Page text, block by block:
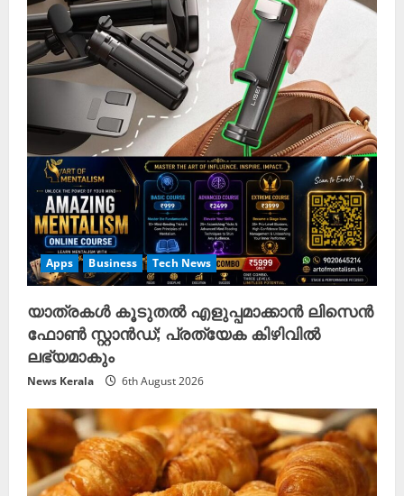
Apps Business Tech News
യാത്രകൾ കൂടുതൽ എളുപ്പമാക്കാൻ ലിസെൻ
ഫോൺ സ്റ്റാൻഡ്; പ്രത്യേക കിഴിവിൽ
ലഭ്യമാകും
News Kerala 6th August 2026